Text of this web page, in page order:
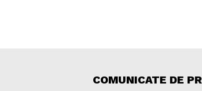
COMUNICATE DE